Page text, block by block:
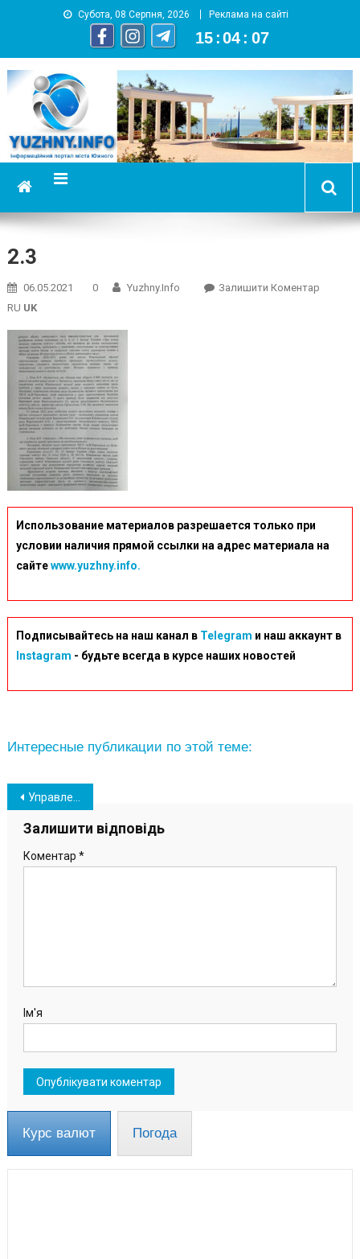
Субота, 08 Серпня, 2026 Реклама на сайті
15 :04 : 07
YUZHNY.INFO
информационный портал города Южный
2.3
06.05.2021 0 Yuzhny.info Залишити КоментарOn
RU UK
Использование материалов разрешается только при
условии наличия прямой ссылки на адрес материала на
сайтеwww.yuzhny.info.
Подписывайтесь на наш канал в Telegram и наш аккаунт в
Instagram - будьте всегда в курсе наших новостей
Интересные публикации по этой теме:
Навігація
записів
Управление образования Южного обратилось в Верховную Раду, опровергнув ложные заявления
Залишити відповідь
Коментар *
Ім'я
Курс валют Погода